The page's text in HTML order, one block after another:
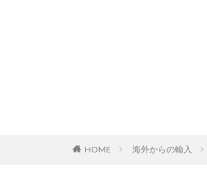
HOME 海外からの輸入